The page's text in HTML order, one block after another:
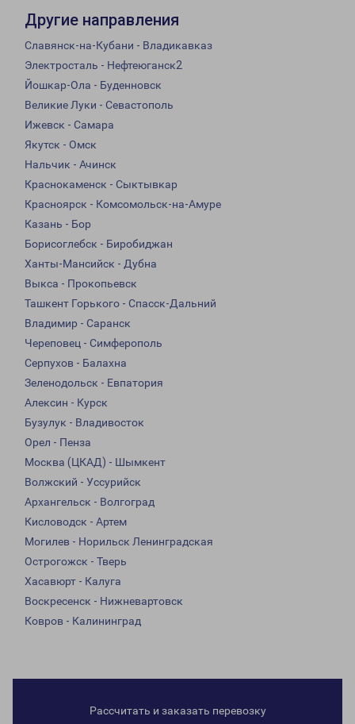
Другие направления
Славянск-на-Кубани - Владикавказ
Электросталь - Нефтеюганск2
Йошкар-Ола - Буденновск
Великие Луки - Севастополь
Ижевск - Самара
Якутск - Омск
Нальчик - Ачинск
Краснокаменск - Сыктывкар
Красноярск - Комсомольск-на-Амуре
Казань - Бор
Борисоглебск - Биробиджан
Ханты-Мансийск - Дубна
Выкса - Прокопьевск
Ташкент Горького - Спасск-Дальний
Владимир - Саранск
Череповец - Симферополь
Серпухов - Балахна
Зеленодольск - Евпатория
Алексин - Курск
Бузулук - Владивосток
Орел - Пенза
Москва (ЦКАД) - Шымкент
Волжский - Уссурийск
Архангельск - Волгоград
Кисловодск - Артем
Могилев - Норильск Ленинградская
Острогожск - Тверь
Хасавюрт - Калуга
Воскресенск - Нижневартовск
Ковров - Калининград
Рассчитать и заказать перевозку